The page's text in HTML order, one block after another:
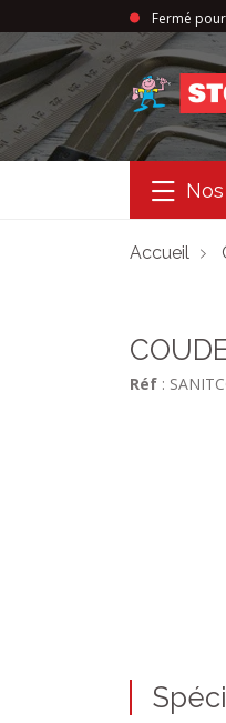
Fermé
Accueil
Réf :